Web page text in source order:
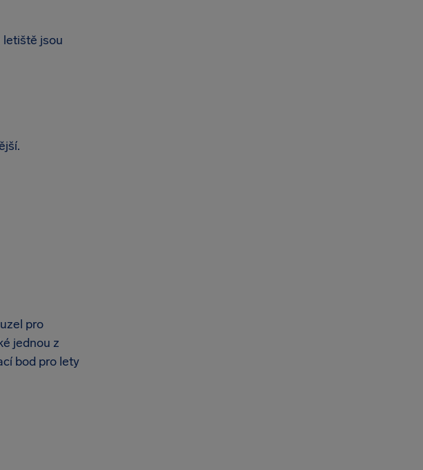
letiště jsou
pro
jednou z
bod pro lety